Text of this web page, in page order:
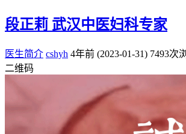
段正莉 武汉中医妇科专家
医生简介 cshyh 4年前 (2023-01-31) 7493次
二维码